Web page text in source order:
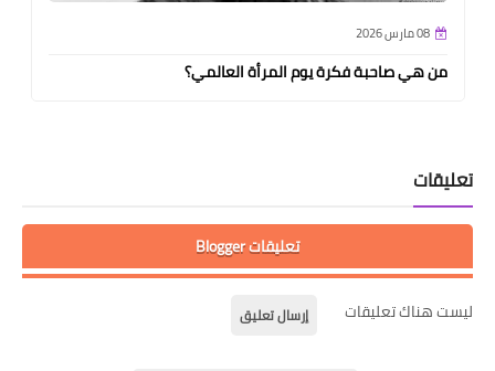
08 مارس 2026
من هي صاحبة فكرة يوم المرأة العالمي؟
تعليقات
تعليقات Blogger
ليست هناك تعليقات إرسال تعليق